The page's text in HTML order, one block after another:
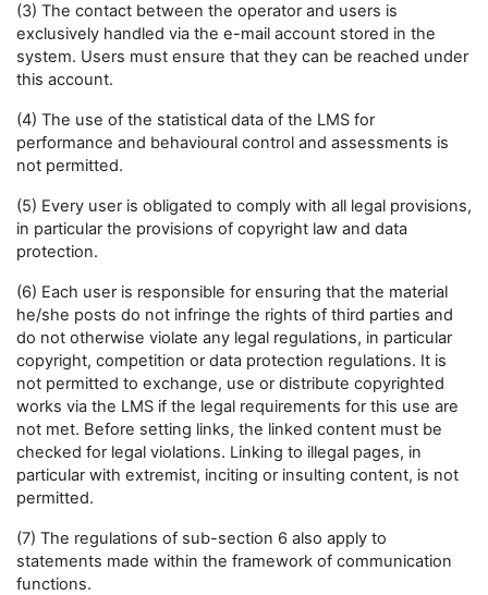
(3) The contact between the operator and users is
exclusively handled via the e-mail account stored in the
system. Users must ensure that they can be reached under
this account.
(4) The use of the statistical data of the LMS for
performance and behavioural control and assessments is
not permitted.
(5) Every user is obligated to comply with all legal provisions,
in particular the provisions of copyright law and data
protection.
(6) Each user is responsible for ensuring that the material
he/she posts do not infringe the rights of third parties and
do not otherwise violate any legal regulations, in particular
copyright, competition or data protection regulations. It is
not permitted to exchange, use or distribute copyrighted
works via the LMS if the legal requirements for this use are
not met. Before setting links, the linked content must be
checked for legal violations. Linking to illegal pages, in
particular with extremist, inciting or insulting content, is not
permitted.
(7) The regulations of sub-section 6 also apply to
statements made within the framework of communication
functions.